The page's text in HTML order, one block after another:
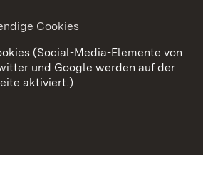
Cookies
Cookies
(Social-Media-Elemente von
und Google werden auf der
aktiviert.)